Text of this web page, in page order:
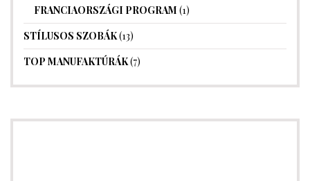
FRANCIAORSZÁGI PROGRAM (1)
STÍLUSOS SZOBÁK(13)
TOP MANUFAKTÚRÁK(7)